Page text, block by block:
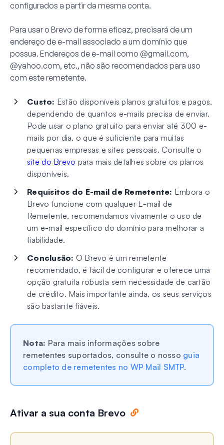
configurados a partir da mesma conta.
Para usar o Brevo de forma eficaz, precisará de um
endereço de e-mail associado a um domínio que
possua. Endereços de e-mail como @gmail.com,
@yahoo.com, etc., não são recomendados para uso
com este remetente.
Custo: Estão disponíveis planos gratuitos e pagos,
dependendo de quantos e-mails precisa de enviar.
Pode usar o plano gratuito para enviar até 300 e-
mails por dia, o que é suficiente para muitas
pequenas empresas e sites pessoais. Consulte o
site do Brevo para mais detalhes sobre os planos
disponíveis.
Requisitos do E-mail de Remetente: Embora o
Brevo funcione com qualquer E-mail de
Remetente, recomendamos vivamente o uso de
um e-mail específico do domínio para melhorar a
fiabilidade.
Conclusão: O Brevo é um remetente
recomendado, é fácil de configurar e oferece uma
opção gratuita robusta sem necessidade de cartão
de crédito. Mais importante ainda, os seus serviços
são bastante fiáveis.
Nota: Para mais informações sobre
remetentes suportados, consulte o nosso guia
completo de remetentes no WP Mail SMTP.
Ativar a sua conta Brevo